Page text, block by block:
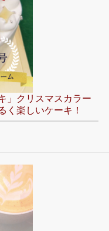
」クリスマスカラー
く楽しいケーキ！